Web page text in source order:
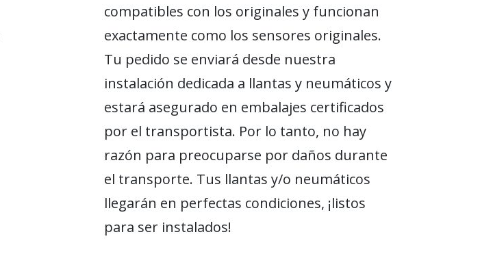
compatibles con los originales y funcionan
exactamente como los sensores originales.
Tu pedido se enviará desde nuestra
instalación dedicada a llantas y neumáticos y
estará asegurado en embalajes certificados
por el transportista. Por lo tanto, no hay
razón para preocuparse por daños durante
el transporte. Tus llantas y/o neumáticos
llegarán en perfectas condiciones, ¡listos
para ser instalados!